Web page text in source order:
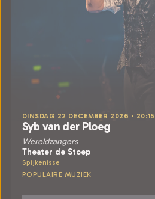
DINSDAG 22 DECEMBER 2026 • 20:15
Syb van der Ploeg
Wereldzangers
Theater de Stoep
Spijkenisse
POPULAIRE MUZIEK